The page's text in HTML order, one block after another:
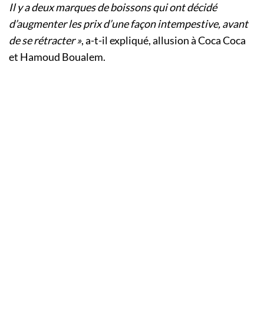
Il y a deux marques de boissons qui ont décidé
d’augmenter les prix d’une façon intempestive, avant
de se rétracter », a-t-il expliqué, allusion à Coca Coca
et Hamoud Boualem.